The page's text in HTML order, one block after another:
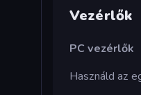
Vezérlők
PC vezérlők
Használd az